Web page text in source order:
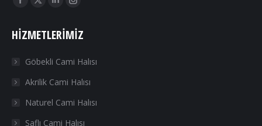
Facebook
opens
new
window
X
opens
new
window
Linkedin
opens
new
window
Instagram
opens
new
window
HIZMETLERIMIZ
Göbekli Cami Halısı
Akrilik Cami Halısı
Naturel Cami Halısı
Saflı Cami Halısı